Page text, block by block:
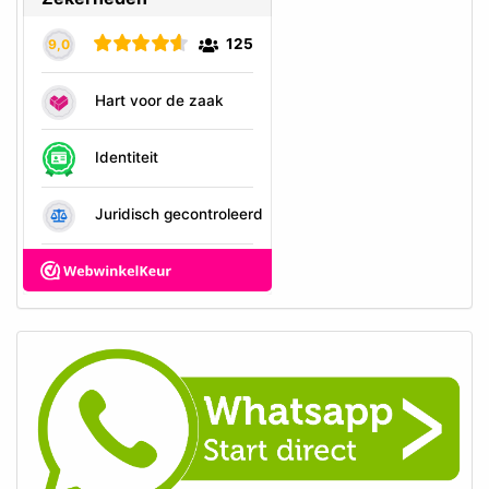
Bij De Hondensuper.net kunt u kiezen uit twee verpakkingsopties
voor runderoren: een verpakking van 25 stuks of een
grootverpakking van 100 stuks.
De verpakkingen van 25 stuks zijn ideaal als u uw hond af en toe
wilt trakteren op een runderoor of als u eerst wilt proberen of uw
hond ze lekker vindt.
Heeft u echter meerdere honden of wilt u extra voordelig uit zijn?
Dan is de grootverpakking van 100 stuks de perfecte keuze.
Hiermee bent u niet alleen voordeliger uit, maar heeft u ook altijd
een voorraad van deze heerlijke hondensnack in huis.
Een Natuurlijk Kauwplezier met Runderoortjes
Runderoren voor honden zijn volledig natuurlijk, afkomstig van
runderen, en zijn een heerlijke snack voor uw trouwe viervoeter.
Omdat runderoortjes zijn gedroogd zonder toevoegingen,
behouden ze hun natuurlijke smaak en geur.
Honden zijn dol op de geur van gedroogde koeienoren, en het
knapperige kauwen zorgt voor een bevredigende ervaring.
Trakteer uw hond vandaag nog op deze heerlijke koeienoren en
geef hem een gezonde, smakelijke snack waar hij dol op zal zijn.
Bestel nu eenvoudig uw runderoortjes bij De Hondensuper.net en